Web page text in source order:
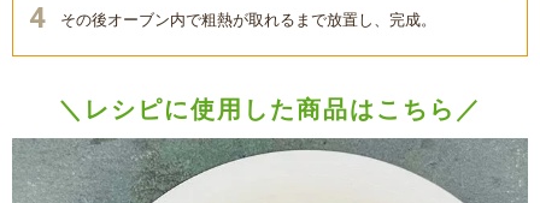
その後オーブン内で粗熱が取れるまで放置し、完成。
＼レシピに使用した商品はこちら／